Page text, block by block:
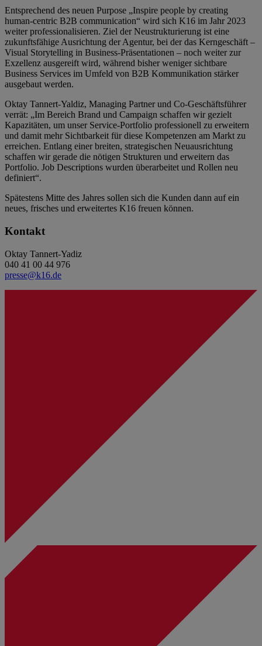
Entsprechend des neuen Purpose „Inspire people by creating
human-centric B2B communication“ wird sich K16 im Jahr 2023
weiter professionalisieren. Ziel der Neustrukturierung ist eine
zukunftsfähige Ausrichtung der Agentur, bei der das Kerngeschäft –
Visual Storytelling in Business-Präsentationen – noch weiter zur
Exzellenz ausgereift wird, während bisher weniger sichtbare
Business Services im Umfeld von B2B Kommunikation stärker
ausgebaut werden.
Oktay Tannert-Yaldiz, Managing Partner und Co-Geschäftsführer
verrät: „Im Bereich Brand und Campaign schaffen wir gezielt
Kapazitäten, um unser Service-Portfolio professionell zu erweitern
und damit mehr Sichtbarkeit für diese Kompetenzen am Markt zu
erreichen. Entlang einer breiten, strategischen Neuausrichtung
schaffen wir gerade die nötigen Strukturen und erweitern das
Portfolio. Job Descriptions wurden überarbeitet und Rollen neu
definiert“.
Spätestens Mitte des Jahres sollen sich die Kunden dann auf ein
neues, frisches und erweitertes K16 freuen können.
Kontakt
Oktay Tannert-Yadiz
040 41 00 44 976
presse@k16.de